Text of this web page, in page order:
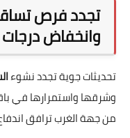
تجدد فرص
وانخفاض درجات
تحديثات جويةتجدد نشوء
وشرقها واستمرارها في
من جهة الغرب ترافق اندفاع